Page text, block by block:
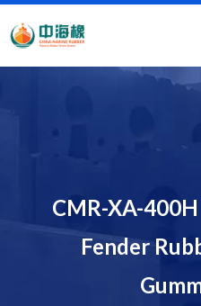
CMR-XA-
Fender